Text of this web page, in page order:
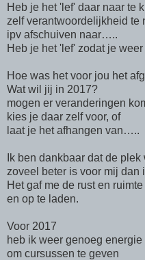
Heb je het 'lef' daar naar te
zelf verantwoordelijkheid te
ipv afschuiven naar…..
Heb je het 'lef' zodat je
Hoe was het voor jou het
Wat wil jij in 2017?
mogen er veranderingen
kies je daar zelf voor, of
laat je het afhangen van…..
Ik ben dankbaar dat de
zoveel beter is voor mij dan
Het gaf me de rust en
en op te laden.
Voor 2017
heb ik weer genoeg energie
om cursussen te geven